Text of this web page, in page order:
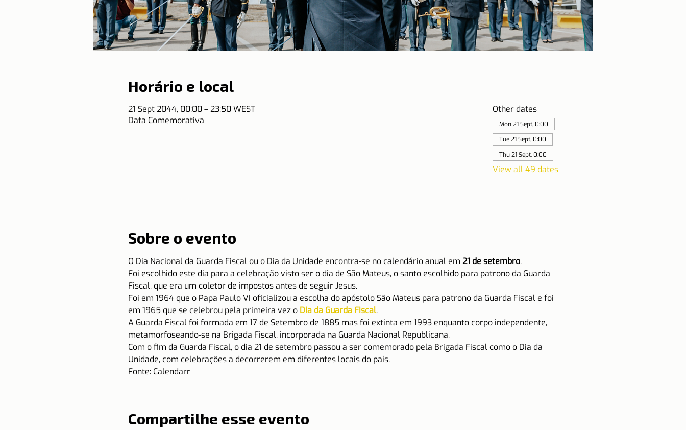
Horário e local
21 Sept 2044, 00:00 – 23:50 WEST
Data Comemorativa
Other dates
Mon 21 Sept, 0:00
Tue 21 Sept, 0:00
Thu 21 Sept, 0:00
View all 49 dates
Sobre o evento
O Dia Nacional da Guarda Fiscal ou o Dia da Unidade encontra-se no calendário anual em 21 de setembro.
Foi escolhido este dia para a celebração visto ser o dia de São Mateus, o santo escolhido para patrono da Guarda
Fiscal, que era um coletor de impostos antes de seguir Jesus.
Foi em 1964 que o Papa Paulo VI oficializou a escolha do apóstolo São Mateus para patrono da Guarda Fiscal e foi
em 1965 que se celebrou pela primeira vez o Dia da Guarda Fiscal.
A Guarda Fiscal foi formada em 17 de Setembro de 1885 mas foi extinta em 1993 enquanto corpo independente,
metamorfoseando-se na Brigada Fiscal, incorporada na Guarda Nacional Republicana.
Com o fim da Guarda Fiscal, o dia 21 de setembro passou a ser comemorado pela Brigada Fiscal como o Dia da
Unidade, com celebrações a decorrerem em diferentes locais do país.
Fonte: Calendarr
Compartilhe esse evento